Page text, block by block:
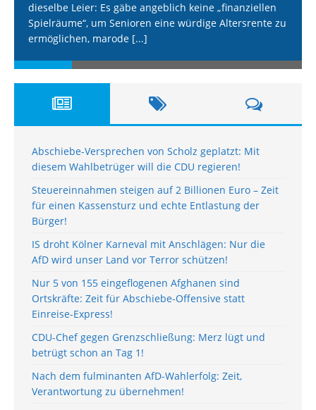
dieselbe Leier: Es gäbe angeblich keine „finanziellen
Spielräume“, um Senioren eine würdige Altersrente zu
ermöglichen, marode [...]
Abschiebe-Versprechen von Scholz geplatzt: Mit
diesem Wahlbetrüger will die CDU regieren!
Steuereinnahmen steigen auf 2 Billionen Euro – Zeit
für einen Kassensturz und echte Entlastung der
Bürger!
IS droht Kölner Karneval mit Anschlägen: Nur die
AfD wird unser Land vor Terror schützen!
Nur 5 von 155 eingeflogenen Afghanen sind
Ortskräfte: Zeit für Abschiebe-Offensive statt
Einreise-Express!
CDU-Chef gegen Grenzschließung: Merz lügt und
betrügt schon an Tag 1!
Nach dem fulminanten AfD-Wahlerfolg: Zeit,
Verantwortung zu übernehmen!